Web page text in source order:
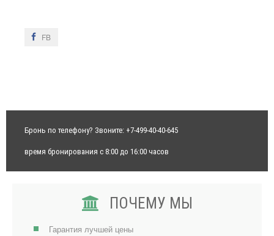
FB
FB
Бронь по телефону? Звоните: +7-499-40-40-645
время бронирования с 8:00 до 16:00 часов
ПОЧЕМУ МЫ
Гарантия лучшей цены